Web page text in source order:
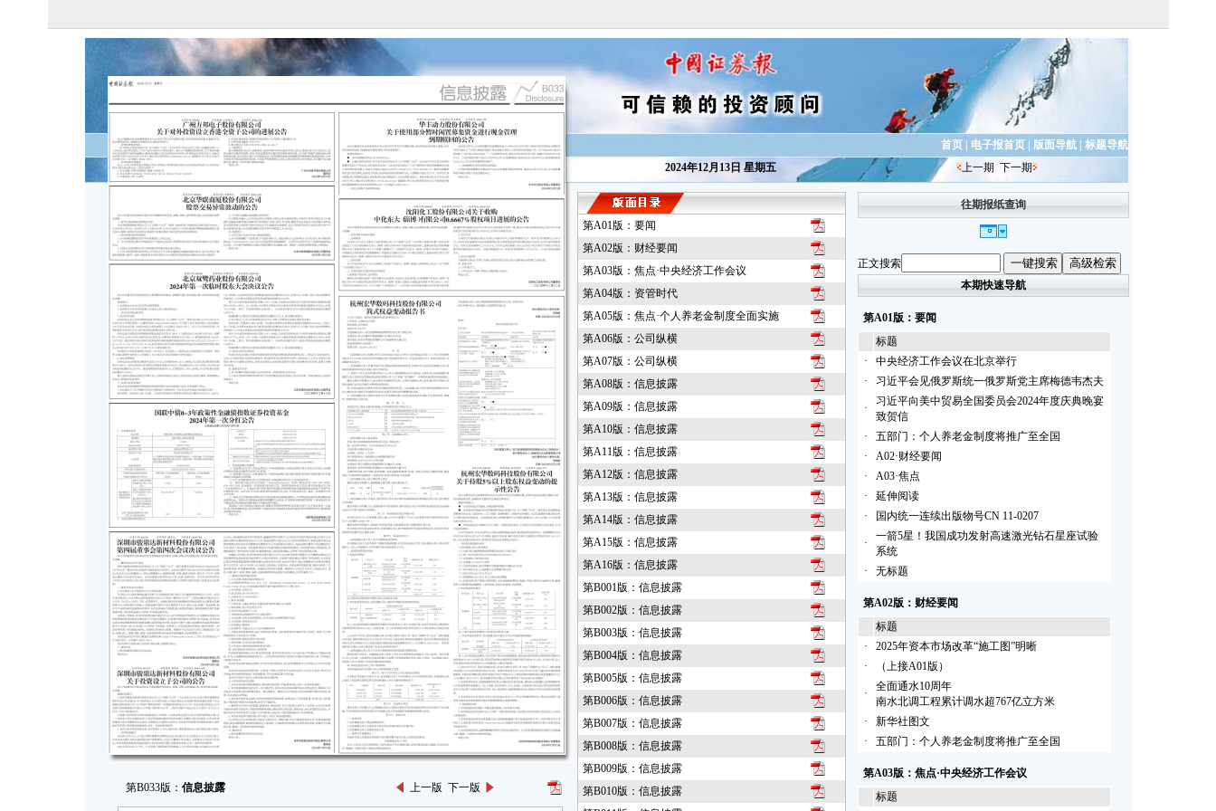
第B033版： 信息披露 上一版 下一版
首页| 电子报首页| 版面导航| 标题导航
2024年12月13日 星期五
上一期 下一期
第A01版：要闻
第A02版：财经要闻
第A03版：焦点·中央经济工作会议
第A04版：资管时代
第A05版：焦点·个人养老金制度全面实施
第A06版：公司纵横
第A07版：公司纵横
第A08版：信息披露
第A09版：信息披露
第A10版：信息披露
第A11版：信息披露
第A12版：信息披露
第A13版：信息披露
第A14版：信息披露
第A15版：信息披露
第A16版：信息披露
第B001版：信息披露
第B002版：信息披露
第B003版：信息披露
第B004版：信息披露
第B005版：信息披露
第B006版：信息披露
第B007版：信息披露
第B008版：信息披露
第B009版：信息披露
第B010版：信息披露
往期报纸查询
正文搜索
本期快速导航
第A01版：要闻
标题
·
中央经济工作会议在北京举行
·
习近平会见俄罗斯统一俄罗斯党主席梅德韦杰夫
·
习近平向美中贸易全国委员会2024年度庆典晚宴
致贺信
·
五部门：个人养老金制度将推广至全国
·
A02·财经要闻
·
A03·焦点
·
延伸阅读
·
国内统一连续出版物号CN 11-0207
·
一箭5星！我国成功发射高速激光钻石星座试验
系统
·
无标题
第A02版：财经要闻
标题
·
2025年资本市场改革“施工图”明晰
·
（上接A01版）
·
全面通水10周年
南水北调工程累计调水超767亿立方米
·
新华社图文
·
五部门：个人养老金制度将推广至全国
第A03版：焦点·中央经济工作会议
标题